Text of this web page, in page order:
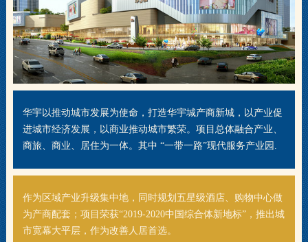
华宇以推动城市发展为使命，打造华宇城产商新城，以产业促
进城市经济发展，以商业推动城市繁荣。项目总体融合产业、
商旅、商业、居住为一体。其中 “一带一路”现代服务产业园.
作为区域产业升级集中地，同时规划五星级酒店、购物中心做
为产商配套；项目荣获“2019-2020中国综合体新地标”，推出城
市宽幕大平层，作为改善人居首选。